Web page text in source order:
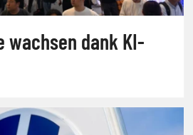
wachsen dank KI-